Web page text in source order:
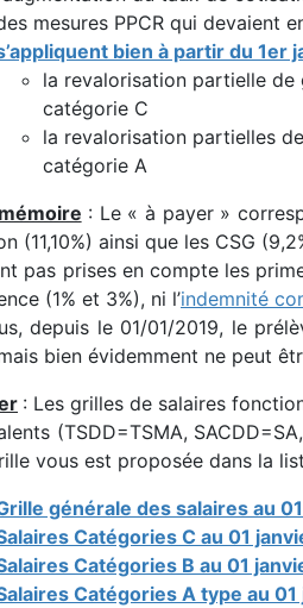
mesures PPCR qui devaient
bien à partir du 1er
la revalorisation partielle de
catégorie C
la revalorisation partielles
catégorie A
: Le « à payer »
(11,10%) ainsi que les CSG
pas prises en compte les
(1% et 3%), ni l’indemnité
depuis le 01/01/2019, le
bien évidemment ne peut
: Les grilles de salaires
(TSDD=TSMA,
vous est proposée dans la
générale des salaires au
Catégories C au 01
Catégories B au 01
Catégories A type au